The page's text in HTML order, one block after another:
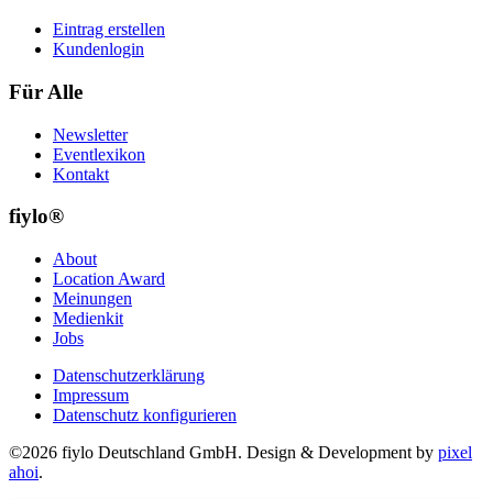
Eintrag erstellen
Kundenlogin
Für Alle
Newsletter
Eventlexikon
Kontakt
fiylo®
About
Location Award
Meinungen
Medienkit
Jobs
Datenschutzerklärung
Impressum
Datenschutz konfigurieren
©2026 fiylo Deutschland GmbH. Design & Development by pixel
ahoi.